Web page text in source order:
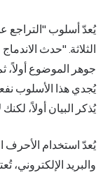
يُعدّ أسلوب "التراجع
جوهر الموضوع أولاً،
يُذكر البيان أولاً،
يُعدّ استخدام الأحرف